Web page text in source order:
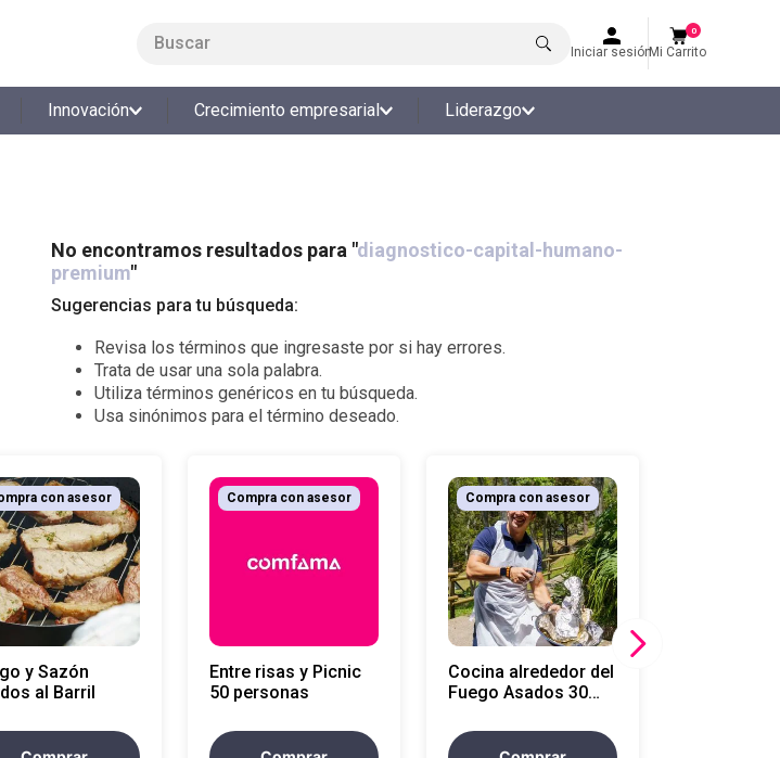
Iniciar sesiónMi Carrito
0
Innovación Crecimiento empresarial Liderazgo
No encontramos resultados para "diagnostico-capital-humano-
premium"
Sugerencias para tu búsqueda:
Revisa los términos que ingresaste por si hay errores.
Trata de usar una sola palabra.
Utiliza términos genéricos en tu búsqueda.
Usa sinónimos para el término deseado.
y Sazón
al Barril
con asesor
Entre risas y Picnic
50 personas
Compra con asesor
Cocina alrededor del
Fuego Asados 30
Compra con asesor